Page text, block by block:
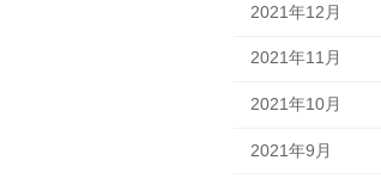
2021年12月
2021年11月
2021年10月
2021年9月